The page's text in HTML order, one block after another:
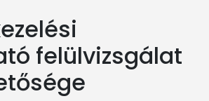
felülvizsgálat